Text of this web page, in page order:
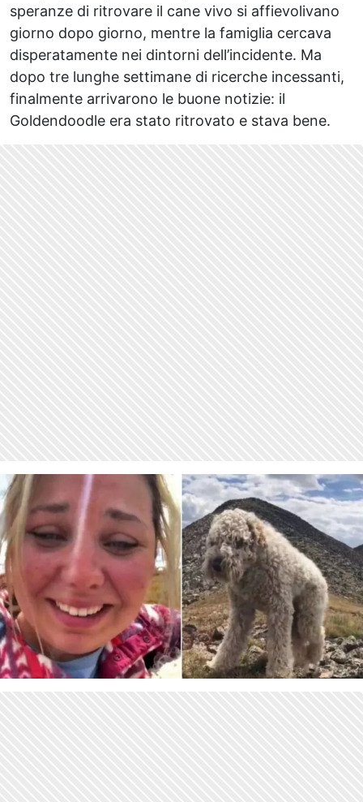
speranze di ritrovare il cane vivo si affievolivano
giorno dopo giorno, mentre la famiglia cercava
disperatamente nei dintorni dell’incidente. Ma
dopo tre lunghe settimane di ricerche incessanti,
finalmente arrivarono le buone notizie: il
Goldendoodle era stato ritrovato e stava bene.